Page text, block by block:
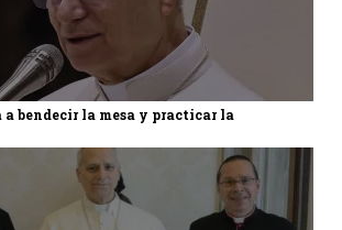
bendecir la mesa y practicar la